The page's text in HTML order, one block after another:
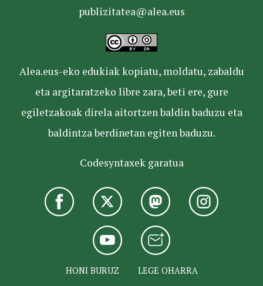
publizitatea@alea.eus
Alea.eus-eko edukiak kopiatu, moldatu, zabaldu
eta argitaratzeko libre zara, beti ere, gure
egiletzakoak direla aitortzen baldin baduzu eta
baldintza berdinetan egiten baduzu.
Codesyntaxek garatua
HONI BURUZ
LEGE OHARRA